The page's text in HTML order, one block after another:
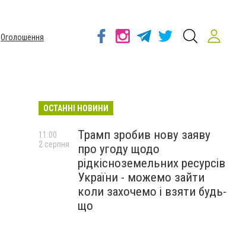
Оголошення
ОСТАННІ НОВИНИ
Трамп зробив нову заяву
про угоду щодо
рідкісноземельних ресурсів
України - можемо зайти
коли захочемо і взяти будь-
що
11:00
2 серпня